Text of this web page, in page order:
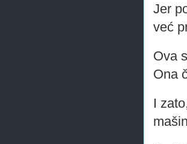
Jer
već
Ova
Ona
I